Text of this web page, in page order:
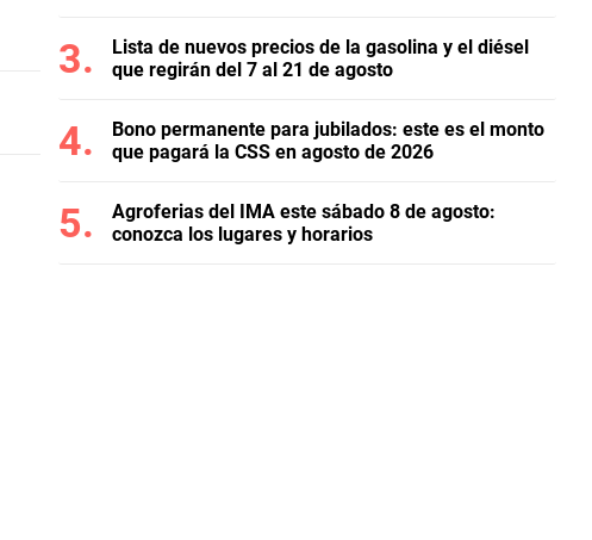
Lista de nuevos precios de la gasolina y el diésel
que regirán del 7 al 21 de agosto
Bono permanente para jubilados: este es el monto
que pagará la CSS en agosto de 2026
Agroferias del IMA este sábado 8 de agosto:
conozca los lugares y horarios